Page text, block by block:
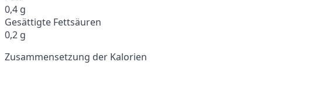
0,4 g
Gesättigte Fettsäuren
0,2 g
Zusammensetzung der Kalorien